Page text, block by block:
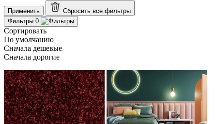
Применить Сбросить все фильтры
Фильтры 0
Сортировать
По умолчанию
Сначала дешевые
Сначала дорогие